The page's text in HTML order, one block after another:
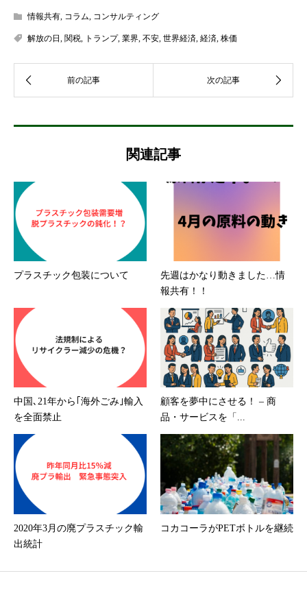
情報共有 コラム コンサルティング
解放の日 関税 トランプ, 業界 不安 世界経済 経済 株価
関連記事
プラスチック包装について
先週はかなり動きました…情
報共有！！
中国､21年から｢海外ごみ｣輸入
を全面禁止
顧客を夢中にさせる！ – 商
品・サービスを「...
2020年3月の廃プラスチック輸
出統計
コカコーラがPETボトルを継続